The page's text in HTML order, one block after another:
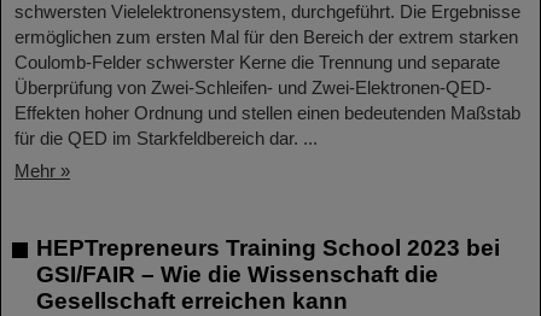
schwersten Vielelektronensystem, durchgeführt. Die Ergebnisse
ermöglichen zum ersten Mal für den Bereich der extrem starken
Coulomb-Felder schwerster Kerne die Trennung und separate
Überprüfung von Zwei-Schleifen- und Zwei-Elektronen-QED-
Effekten hoher Ordnung und stellen einen bedeutenden Maßstab
für die QED im Starkfeldbereich dar. ...
Mehr »
HEPTrepreneurs Training School 2023 bei
GSI/FAIR – Wie die Wissenschaft die
Gesellschaft erreichen kann